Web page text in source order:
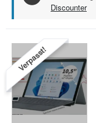
Discounter
Verpasst!